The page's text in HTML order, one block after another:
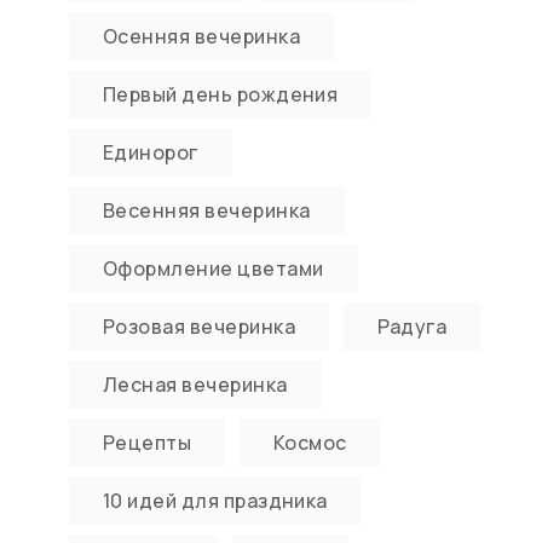
Осенняя вечеринка
Первый день рождения
Единорог
Весенняя вечеринка
Оформление цветами
Розовая вечеринка Радуга
Лесная вечеринка
Рецепты Космос
10 идей для праздника